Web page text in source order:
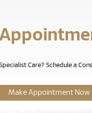
Care? Schedule a
Make Appointment Now